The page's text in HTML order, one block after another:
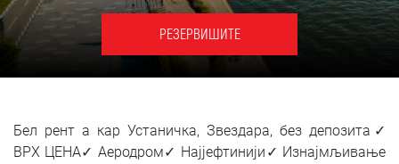
SRPSKI
РЕЗЕРВИШИТЕ
Бел рент а кар Устаничка, Звездара, без депозита✓
ВРХ ЦЕНА✓ Аеродром✓ Најјефтинији✓ Изнајмљивање